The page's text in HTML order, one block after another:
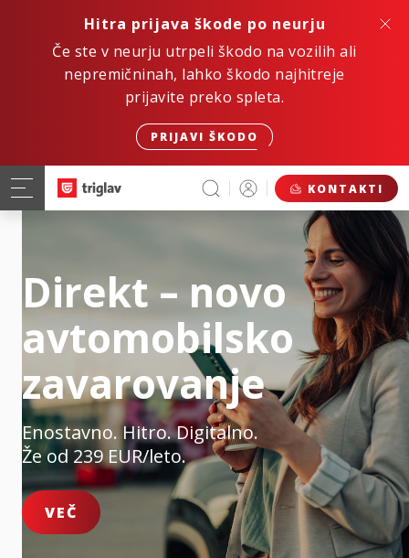
Hitra prijava škode po neurju
Če ste v neurju utrpeli škodo na vozilih ali
nepremičninah, lahko škodo najhitreje
prijavite preko spleta.
PRIJAVI ŠKODO
KONTAKTI
Direkt – novo
avtomobilsko
zavarovanje
Enostavno. Hitro. Digitalno.
Že od 239 EUR/leto.
VEČ